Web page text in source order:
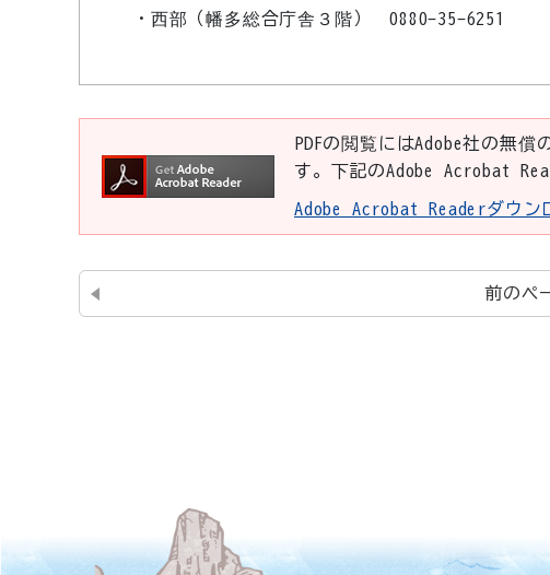
・西部（幡多総合庁舎３階） 0880-35-6251
PDFの閲覧にはAdobe社の無
す。下記のAdobe Acrobat
Adobe Acrobat Readerダウン
前のペ